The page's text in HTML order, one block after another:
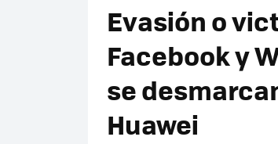
Evasión o
Facebook y
se
Huawei